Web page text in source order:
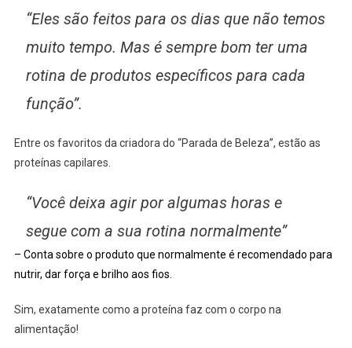
“Eles são feitos para os dias que não temos
muito tempo. Mas é sempre bom ter uma
rotina de produtos específicos para cada
função”.
Entre os favoritos da criadora do “Parada de Beleza”, estão as
proteínas capilares.
“Você deixa agir por algumas horas e
segue com a sua rotina normalmente”
– Conta sobre o produto que normalmente é recomendado para
nutrir, dar força e brilho aos fios.
Sim, exatamente como a proteína faz com o corpo na
alimentação!